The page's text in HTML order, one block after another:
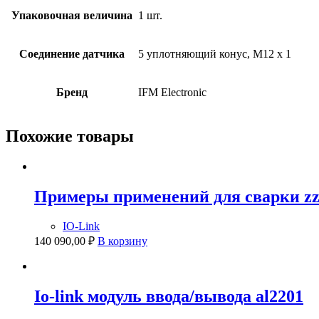
Упаковочная величина 1 шт.
Соединение датчика 5 уплотняющий конус, M12 x 1
Бренд IFM Electronic
Похожие товары
Примеры применений для сварки
IO-Link
140 090,00 ₽ В корзину
Io-link модуль ввода/вывода al2201